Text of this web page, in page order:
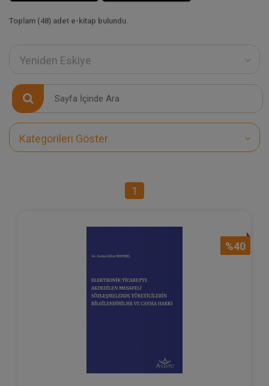
Toplam (48) adet e-kitap bulundu.
Yeniden Eskiye
Kategorileri Göster
1
%40